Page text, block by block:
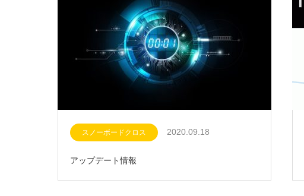
スノーボードクロス 2020.09.18
アップデート情報